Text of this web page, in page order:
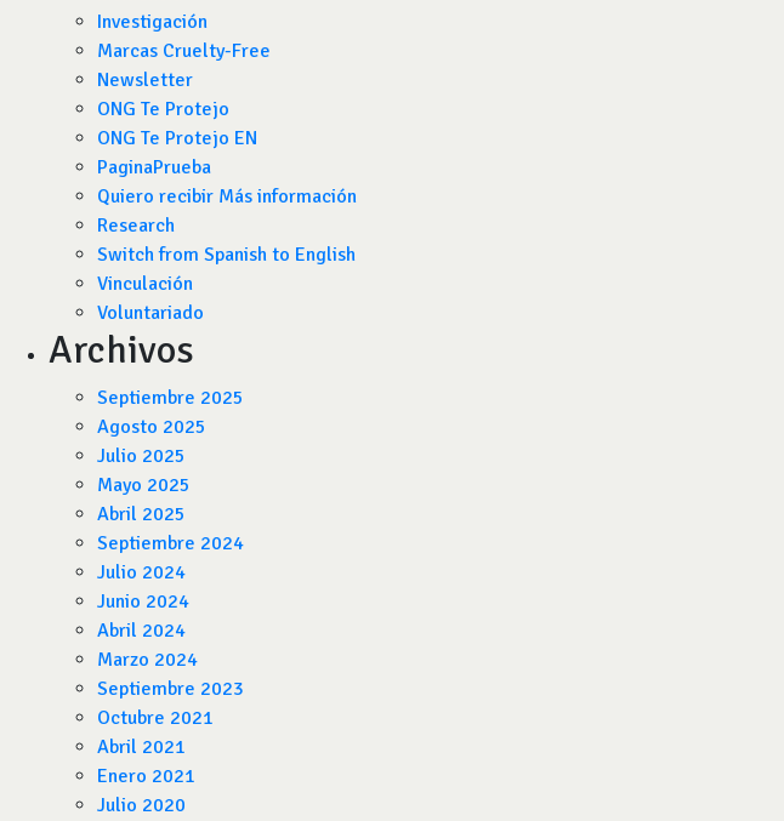
Investigación
Marcas Cruelty-Free
Newsletter
ONG Te Protejo
ONG Te Protejo EN
PaginaPrueba
Quiero recibir Más información
Research
Switch from Spanish to English
Vinculación
Voluntariado
Archivos
Septiembre 2025
Agosto 2025
Julio 2025
Mayo 2025
Abril 2025
Septiembre 2024
Julio 2024
Junio 2024
Abril 2024
Marzo 2024
Septiembre 2023
Octubre 2021
Abril 2021
Enero 2021
Julio 2020